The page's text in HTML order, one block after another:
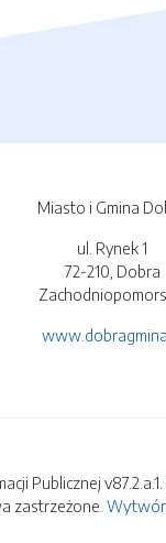
Miasto i Gmina
ul. Rynek 1
72-210, Dobra
Publicznej v87.2.a.1.
zastrzeżone.